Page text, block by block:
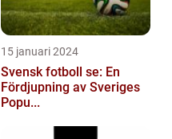
15 januari 2024
Svensk fotboll se: En
Fördjupning av Sveriges
Popu...